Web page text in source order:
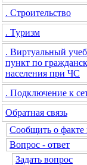
. Строительство
. Туризм
. Виртуальный
пункт по
населения при ЧС
. Подключение к
Обратная связь
Сообщить о факте
Вопрос - ответ
Задать вопрос